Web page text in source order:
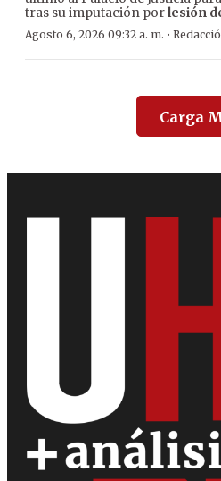
tras su imputación porlesión
Agosto 6, 2026 09:32 a. m. ·
Carga